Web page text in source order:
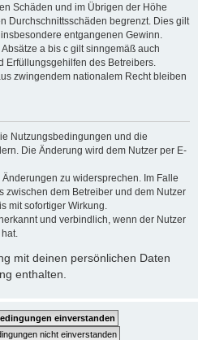
Schäden und im Übrigen der Höhe
Durchschnittsschäden begrenzt. Dies gilt
entgangenen Gewinn.
a bis c gilt sinngemäß auch
Erfüllungsgehilfen des Betreibers.
zwingendem nationalem Recht bleiben
Nutzungsbedingungen und die
Die Änderung wird dem Nutzer per E-
zu widersprechen. Im Falle
zwischen dem Betreiber und dem Nutzer
mit sofortiger Wirkung.
und verbindlich, wenn der Nutzer
mit deinen persönlichen Daten
enthalten.